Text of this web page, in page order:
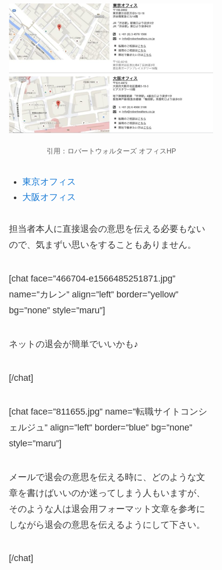
引用：ロバートウォルターズ オフィスHP
東京オフィス
大阪オフィス
担当者本人に直接退会の意思を伝える必要もない
ので、気まずい思いをすることもありません。
[chat face=”466704-e1566485251871.jpg”
name=”カレン” align=”left” border=”yellow”
bg=”none” style=”maru”]
ネットの退会が簡単でいいかも♪
[/chat]
[chat face=”811655.jpg” name=”転職サイトコンシ
ェルジュ” align=”left” border=”blue” bg=”none”
style=”maru”]
メールで退会の意思を伝える時に、どのような文
章を書けばいいのか迷ってしまう人もいますが、
そのような人は退会用フォーマット文章を参考に
しながら退会の意思を伝えるようにして下さい。
[/chat]